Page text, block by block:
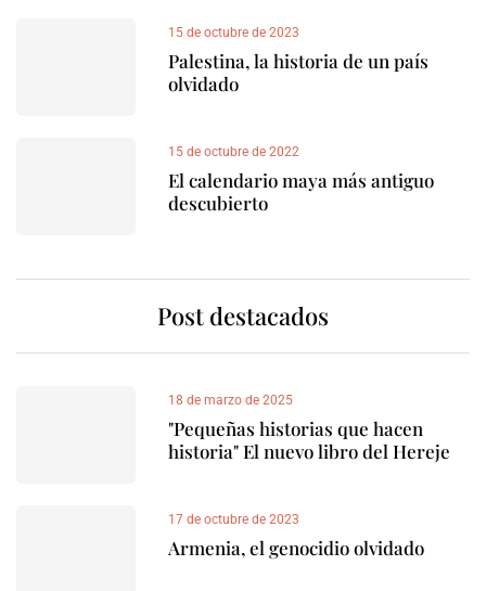
15 de octubre de 2023
Palestina, la historia de un país
olvidado
15 de octubre de 2022
El calendario maya más antiguo
descubierto
Post destacados
18 de marzo de 2025
"Pequeñas historias que hacen
historia" El nuevo libro del Hereje
17 de octubre de 2023
Armenia, el genocidio olvidado